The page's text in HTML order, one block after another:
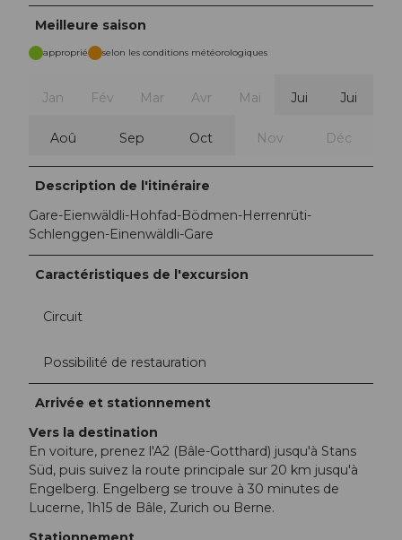
Meilleure saison
approprié selon les conditions météorologiques
Jan Fév Mar Avr Mai Jui Jui
Aoû Sep Oct Nov Déc
Description de l'itinéraire
Gare-Eienwäldli-Hohfad-Bödmen-Herrenrüti-
Schlenggen-Einenwäldli-Gare
Caractéristiques de l'excursion
Circuit
Possibilité de restauration
Arrivée et stationnement
Vers la destination
En voiture, prenez l'A2 (Bâle-Gotthard) jusqu'à Stans
Süd, puis suivez la route principale sur 20 km jusqu'à
Engelberg. Engelberg se trouve à 30 minutes de
Lucerne, 1h15 de Bâle, Zurich ou Berne.